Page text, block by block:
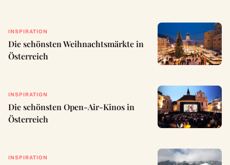
INSPIRATION
Die schönsten Weihnachtsmärkte in
Österreich
INSPIRATION
Die schönsten Open-Air-Kinos in
Österreich
INSPIRATION